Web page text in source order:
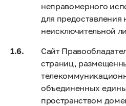
неправомерного
для предоставления
неисключительной
Сайт
страниц,
объединенных
пространством